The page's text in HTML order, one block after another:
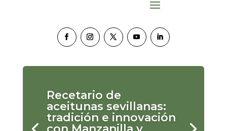
Recetario de
aceitunas sevillanas:
tradición e innovación